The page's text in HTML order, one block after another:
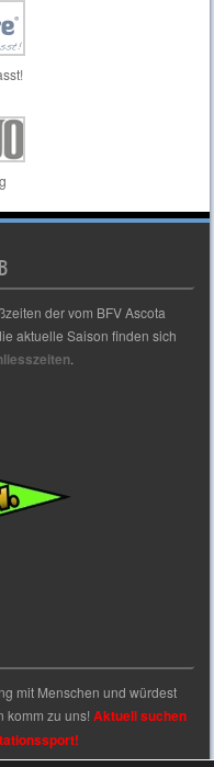
der vom BFV Ascota
aktuelle Saison finden sich
.
mit Menschen und würdest
komm zu uns!Aktuell suchen